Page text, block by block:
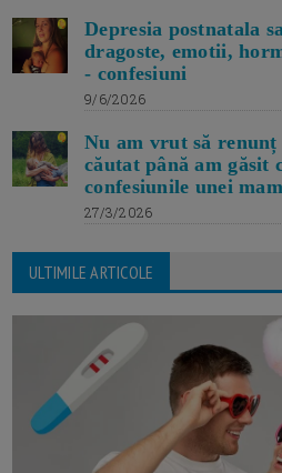
Depresia postnatala
dragoste, emotii,
- confesiuni
9/6/2026
Nu am vrut să
căutat până am găsit
confesiunile unei
27/3/2026
ULTIMILE ARTICOLE